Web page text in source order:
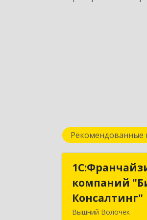
Рекомендованные
компаний
Консалтинг"
Вышний Волочек
компаний